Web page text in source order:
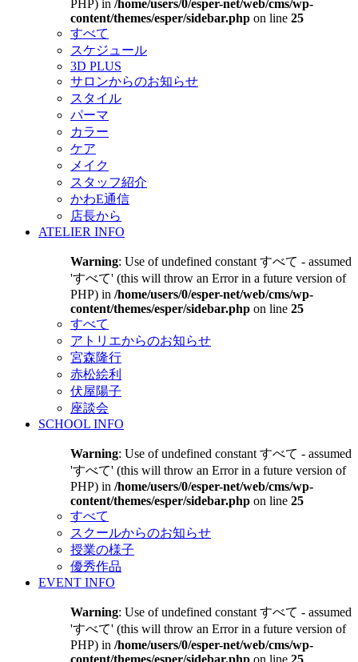
PHP) in /home/users/0/esper-net/web/cms/wp-
content/themes/esper/sidebar.php on line 25
すべて
スケジュール
3D PLUS
サロンからのお知らせ
スタイル
パーマ
カラー
ケア
メイク
スタッフ紹介
かわE通信
店長から
ATELIER INFO
Warning: Use of undefined constant すべて - assumed
'すべて' (this will throw an Error in a future version of
PHP) in /home/users/0/esper-net/web/cms/wp-
content/themes/esper/sidebar.php on line 25
すべて
アトリエからのお知らせ
宮森隆行
赤松絵利
伏屋陽子
座談会
SCHOOL INFO
Warning: Use of undefined constant すべて - assumed
'すべて' (this will throw an Error in a future version of
PHP) in /home/users/0/esper-net/web/cms/wp-
content/themes/esper/sidebar.php on line 25
すべて
スクールからのお知らせ
授業の様子
優秀作品
EVENT INFO
Warning: Use of undefined constant すべて - assumed
'すべて' (this will throw an Error in a future version of
PHP) in /home/users/0/esper-net/web/cms/wp-